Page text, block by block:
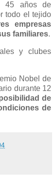
45 años de
todo el tejido
empresas
familiares.
y clubes
Nobel de
durante 12
de
de